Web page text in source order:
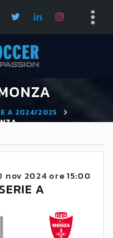
A 2024/2025
nov 2024 ore 15:00
A